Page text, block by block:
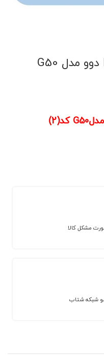
تفنگی کارواش DAEWOO دوو مدل G50
مشکل کالا
شبکه شتاب